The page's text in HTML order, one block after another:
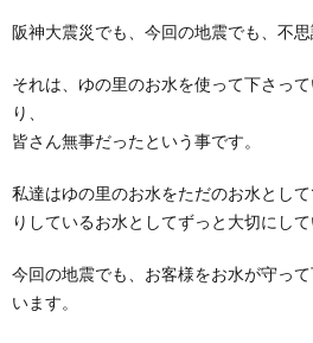
阪神大震災でも、今回の地震でも、不思
それは、ゆの里のお水を使って下さっ
り、
皆さん無事だったという事です。
私達はゆの里のお水をただのお水とし
りしているお水としてずっと大切にして
今回の地震でも、お客様をお水が守っ
います。